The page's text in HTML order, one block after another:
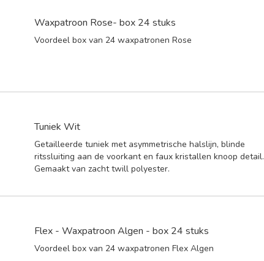
Waxpatroon Rose- box 24 stuks
Voordeel box van 24 waxpatronen Rose
Tuniek Wit
Getailleerde tuniek met asymmetrische halslijn, blinde
ritssluiting aan de voorkant en faux kristallen knoop detail.
Gemaakt van zacht twill polyester.
Flex - Waxpatroon Algen - box 24 stuks
Voordeel box van 24 waxpatronen Flex Algen